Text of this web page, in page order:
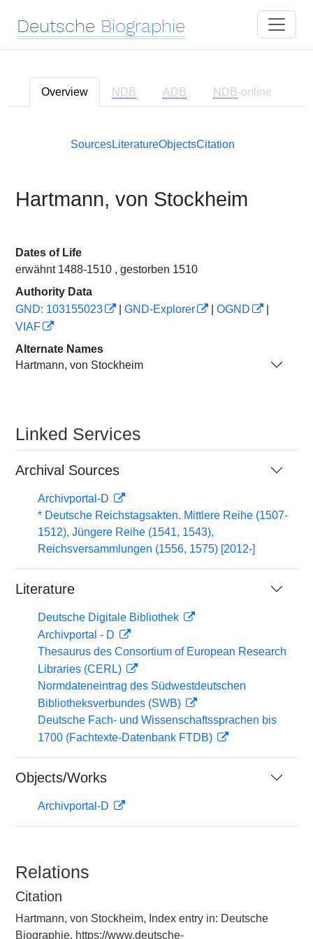
Deutsche Biographie
Overview NDB ADB NDB-online
SourcesLiteratureObjectsCitation
Hartmann, von Stockheim
Dates of Life
erwähnt 1488-1510 , gestorben 1510
Authority Data
GND: 103155023
GND-Explorer OGND
VIAF
Alternate Names
Hartmann, von Stockheim
Linked Services
Archival Sources
Archivportal-D
* Deutsche Reichstagsakten. Mittlere Reihe (1507-
1512), Jüngere Reihe (1541, 1543),
Reichsversammlungen (1556, 1575) [2012-]
Literature
Deutsche Digitale Bibliothek
Archivportal - D
Thesaurus des Consortium of European Research
Libraries (CERL)
Normdateneintrag des Südwestdeutschen
Bibliotheksverbundes (SWB)
Deutsche Fach- und Wissenschaftssprachen bis
1700 (Fachtexte-Datenbank FTDB)
Objects/Works
Archivportal-D
Relations
Citation
Hartmann, von Stockheim, Index entry in: Deutsche
Biographie, https://www.deutsche-